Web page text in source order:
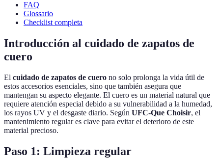
FAQ
Glossario
Checklist completa
Introducción al cuidado de zapatos de
cuero
El cuidado de zapatos de cuero no solo prolonga la vida útil de
estos accesorios esenciales, sino que también asegura que
mantengan su aspecto elegante. El cuero es un material natural que
requiere atención especial debido a su vulnerabilidad a la humedad,
los rayos UV y el desgaste diario. Según UFC-Que Choisir, el
mantenimiento regular es clave para evitar el deterioro de este
material precioso.
Paso 1: Limpieza regular